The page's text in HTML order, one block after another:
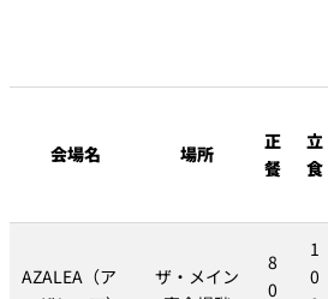
会場名 場所
正
餐
立
食
AZALEA（ア
ザ・メイン
8
0
1
0